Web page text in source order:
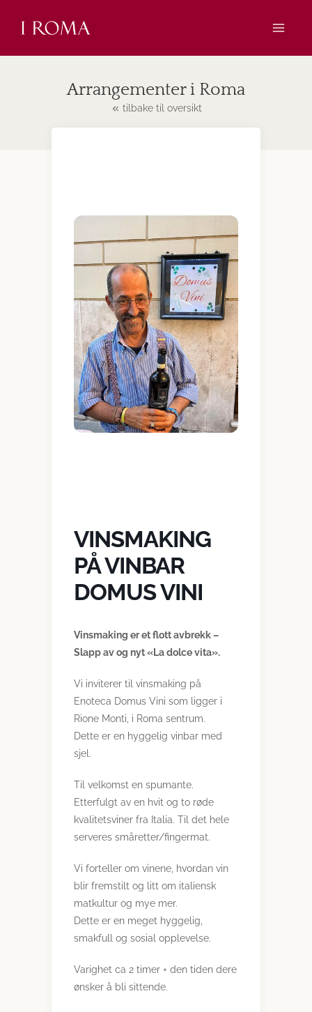
Arrangementer i Roma
tilbake til oversikt
VINSMAKING
PÅ VINBAR
DOMUS VINI
Vinsmaking er et flott avbrekk –
Slapp av og nyt «La dolce vita».
Vi inviterer til vinsmaking på
Enoteca Domus Vini som ligger i
Rione Monti, i Roma sentrum.
Dette er en hyggelig vinbar med
sjel.
Til velkomst en spumante.
Etterfulgt av en hvit og to røde
kvalitetsviner fra Italia. Til det hele
serveres småretter/fingermat.
Vi forteller om vinene, hvordan vin
blir fremstilt og litt om italiensk
matkultur og mye mer.
Dette er en meget hyggelig,
smakfull og sosial opplevelse.
Varighet ca 2 timer + den tiden dere
ønsker å bli sittende.